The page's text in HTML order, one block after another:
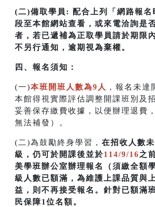
(二)備取學員: 配合上列「網路報名
段至本館網站查看，或來電洽詢是
者，若已遞補為正取學員請於期限
不另行通知，逾期視為棄權。
四 、 報名須知：
(一)本班開班人數為9人 ，報名未達
本館得視實際評估調整開課班別及
妥善保存繳費收據，以便辦理退費
無法補發）。
(二)為鼓勵終身學習， 在招收人數
級，仍可於開課後並於114/9/16之
美學班辦公室辦理報名（須繳全額
級人數已額滿，為維護上課品質與
益，則不再接受報名。針對已額滿
民保障1位名額。